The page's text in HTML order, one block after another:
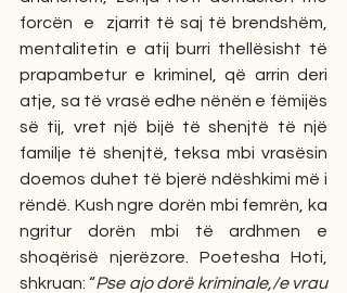
forcën  e  zjarrit të saj të brendshëm,
mentalitetin e atij burri thellësisht të
prapambetur e kriminel, që arrin deri
atje, sa të vrasë edhe nënën e fëmijës
së tij, vret një bijë të shenjtë të një
familje të shenjtë, teksa mbi vrasësin
doemos duhet të bjerë ndëshkimi më i
rëndë. Kush ngre dorën mbi femrën, ka
ngritur dorën mbi të ardhmen e
shoqërisë njerëzore. Poetesha Hoti,
shkruan: “Pse ajo dorë kriminale,/e vrau